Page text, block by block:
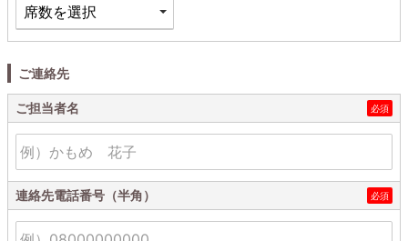
ご連絡先
ご担当者名
連絡先電話番号（半角）